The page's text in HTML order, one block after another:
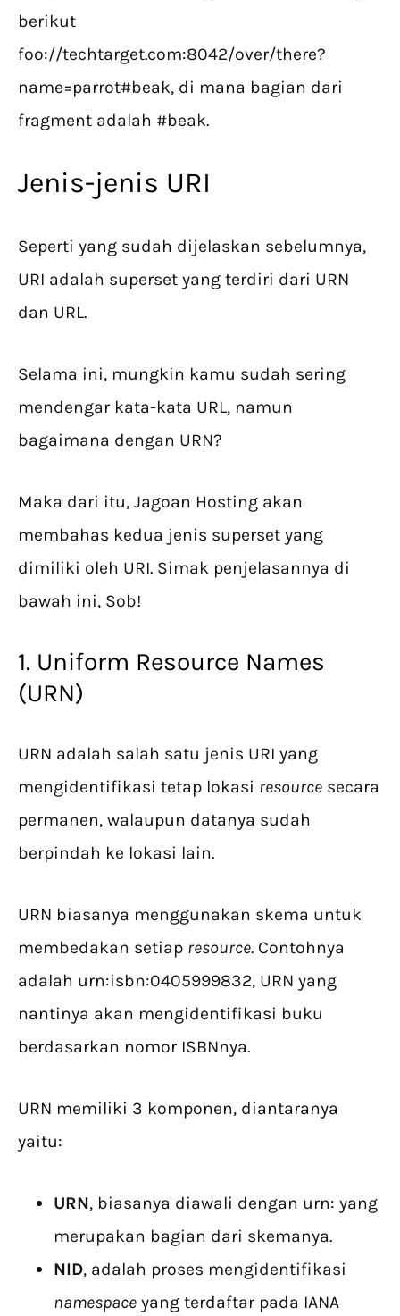
berikut
foo://techtarget.com:8042/over/there?
name=parrot#beak, di mana bagian dari
fragment adalah #beak.
Jenis-jenis URI
Seperti yang sudah dijelaskan sebelumnya,
URI adalah superset yang terdiri dari URN
dan URL.
Selama ini, mungkin kamu sudah sering
mendengar kata-kata URL, namun
bagaimana dengan URN?
Maka dari itu, Jagoan Hosting akan
membahas kedua jenis superset yang
dimiliki oleh URI. Simak penjelasannya di
bawah ini, Sob!
1. Uniform Resource Names
(URN)
URN adalah salah satu jenis URI yang
mengidentifikasi tetap lokasi resource secara
permanen, walaupun datanya sudah
berpindah ke lokasi lain.
URN biasanya menggunakan skema untuk
membedakan setiap resource. Contohnya
adalah urn:isbn:0405999832, URN yang
nantinya akan mengidentifikasi buku
berdasarkan nomor ISBNnya.
URN memiliki 3 komponen, diantaranya
yaitu:
URN, biasanya diawali dengan urn: yang
merupakan bagian dari skemanya.
NID, adalah proses mengidentifikasi
namespace yang terdaftar pada IANA